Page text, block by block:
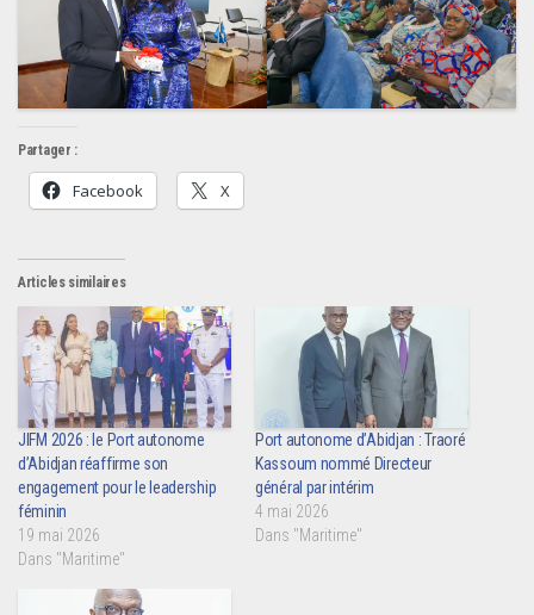
Partager :
Facebook X
Articles similaires
JIFM 2026 : le Port autonome
d’Abidjan réaffirme son
engagement pour le leadership
féminin
19 mai 2026
Dans "Maritime"
Port autonome d’Abidjan : Traoré
Kassoum nommé Directeur
général par intérim
4 mai 2026
Dans "Maritime"